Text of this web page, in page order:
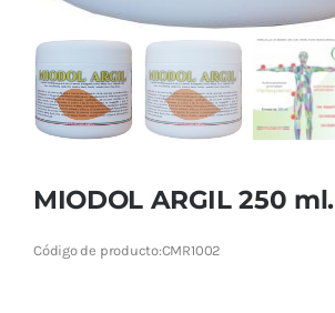
Terapias
Material
Material de
MIODOL ARGIL 250 ml.
Código de producto:CMR1002